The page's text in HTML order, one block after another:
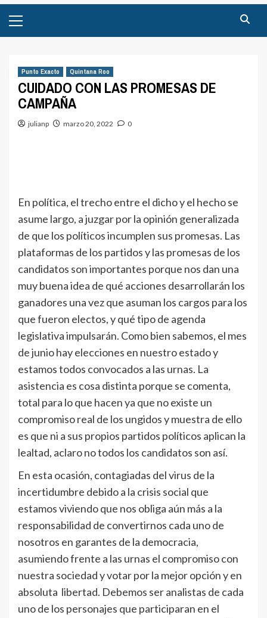
principal
Punto Exacto Quintana Roo
CUIDADO CON LAS PROMESAS DE
CAMPAÑA
julianp marzo 20, 2022 0
En política, el trecho entre el dicho y el hecho se
asume largo, a juzgar por la opinión generalizada
de que los políticos incumplen sus promesas. Las
plataformas de los partidos y las promesas de los
candidatos son importantes porque nos dan una
muy buena idea de qué acciones desarrollarán los
ganadores una vez que asuman los cargos para los
que fueron electos, y qué tipo de agenda
legislativa impulsarán. Como bien sabemos, el mes
de junio hay elecciones en nuestro estado y
estamos todos convocados a las urnas. La
asistencia es cosa distinta porque se comenta,
total para lo que hacen ya que no existe un
compromiso real de los ungidos y muestra de ello
es que ni a sus propios partidos políticos aplican la
lealtad, aclaro no todos los candidatos son así.
En esta ocasión, contagiadas del virus de la
incertidumbre debido a la crisis social que
estamos viviendo que nos obliga aún más a la
responsabilidad de convertirnos cada uno de
nosotros en garantes de la democracia,
asumiendo frente a las urnas el compromiso con
nuestra sociedad y votar por la mejor opción y en
absoluta libertad. Debemos ser analistas de cada
uno de los personajes que participaran en el